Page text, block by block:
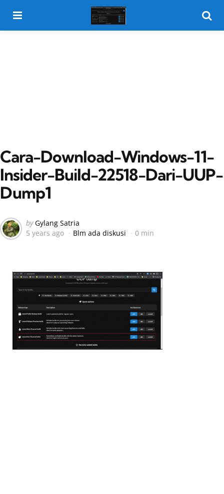
Cara-Download-Windows-11-
Insider-Build-22518-Dari-UUP-
Dump1
Posted
by
by Gylang Satria
5 years ago
Blm ada diskusi 0 min